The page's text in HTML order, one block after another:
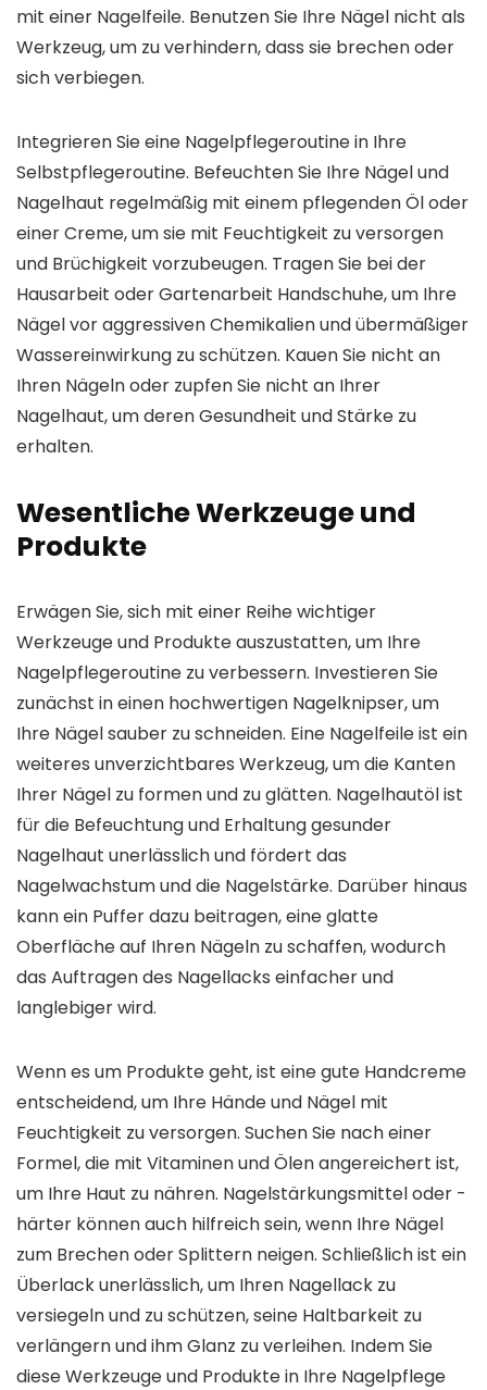
mit einer Nagelfeile. Benutzen Sie Ihre Nägel nicht als
Werkzeug, um zu verhindern, dass sie brechen oder
sich verbiegen.
Integrieren Sie eine Nagelpflegeroutine in Ihre
Selbstpflegeroutine. Befeuchten Sie Ihre Nägel und
Nagelhaut regelmäßig mit einem pflegenden Öl oder
einer Creme, um sie mit Feuchtigkeit zu versorgen
und Brüchigkeit vorzubeugen. Tragen Sie bei der
Hausarbeit oder Gartenarbeit Handschuhe, um Ihre
Nägel vor aggressiven Chemikalien und übermäßiger
Wassereinwirkung zu schützen. Kauen Sie nicht an
Ihren Nägeln oder zupfen Sie nicht an Ihrer
Nagelhaut, um deren Gesundheit und Stärke zu
erhalten.
Wesentliche Werkzeuge und
Produkte
Erwägen Sie, sich mit einer Reihe wichtiger
Werkzeuge und Produkte auszustatten, um Ihre
Nagelpflegeroutine zu verbessern. Investieren Sie
zunächst in einen hochwertigen Nagelknipser, um
Ihre Nägel sauber zu schneiden. Eine Nagelfeile ist ein
weiteres unverzichtbares Werkzeug, um die Kanten
Ihrer Nägel zu formen und zu glätten. Nagelhautöl ist
für die Befeuchtung und Erhaltung gesunder
Nagelhaut unerlässlich und fördert das
Nagelwachstum und die Nagelstärke. Darüber hinaus
kann ein Puffer dazu beitragen, eine glatte
Oberfläche auf Ihren Nägeln zu schaffen, wodurch
das Auftragen des Nagellacks einfacher und
langlebiger wird.
Wenn es um Produkte geht, ist eine gute Handcreme
entscheidend, um Ihre Hände und Nägel mit
Feuchtigkeit zu versorgen. Suchen Sie nach einer
Formel, die mit Vitaminen und Ölen angereichert ist,
um Ihre Haut zu nähren. Nagelstärkungsmittel oder -
härter können auch hilfreich sein, wenn Ihre Nägel
zum Brechen oder Splittern neigen. Schließlich ist ein
Überlack unerlässlich, um Ihren Nagellack zu
versiegeln und zu schützen, seine Haltbarkeit zu
verlängern und ihm Glanz zu verleihen. Indem Sie
diese Werkzeuge und Produkte in Ihre Nagelpflege